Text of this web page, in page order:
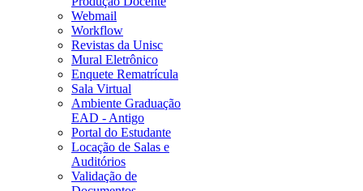
Webmail
Workflow
Revistas da Unisc
Mural Eletrônico
Enquete Rematrícula
Sala Virtual
Ambiente Graduação
EAD - Antigo
Portal do Estudante
Locação de Salas e
Auditórios
Validação de